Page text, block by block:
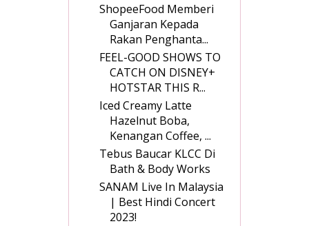
ShopeeFood Memberi
Ganjaran Kepada
Rakan Penghanta...
FEEL-GOOD SHOWS TO
CATCH ON DISNEY+
HOTSTAR THIS R...
Iced Creamy Latte
Hazelnut Boba,
Kenangan Coffee, ...
Tebus Baucar KLCC Di
Bath & Body Works
SANAM Live In Malaysia
| Best Hindi Concert
2023!